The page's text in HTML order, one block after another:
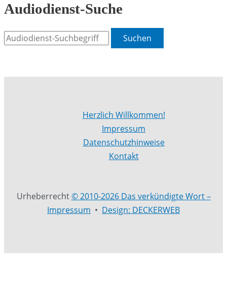
Audiodienst-Suche
Suchen
Herzlich Willkommen!
Impressum
Datenschutzhinweise
Kontakt
Urheberrecht© 2010-2026 Das verkündigte Wort –
Impressum • Design: DECKERWEB